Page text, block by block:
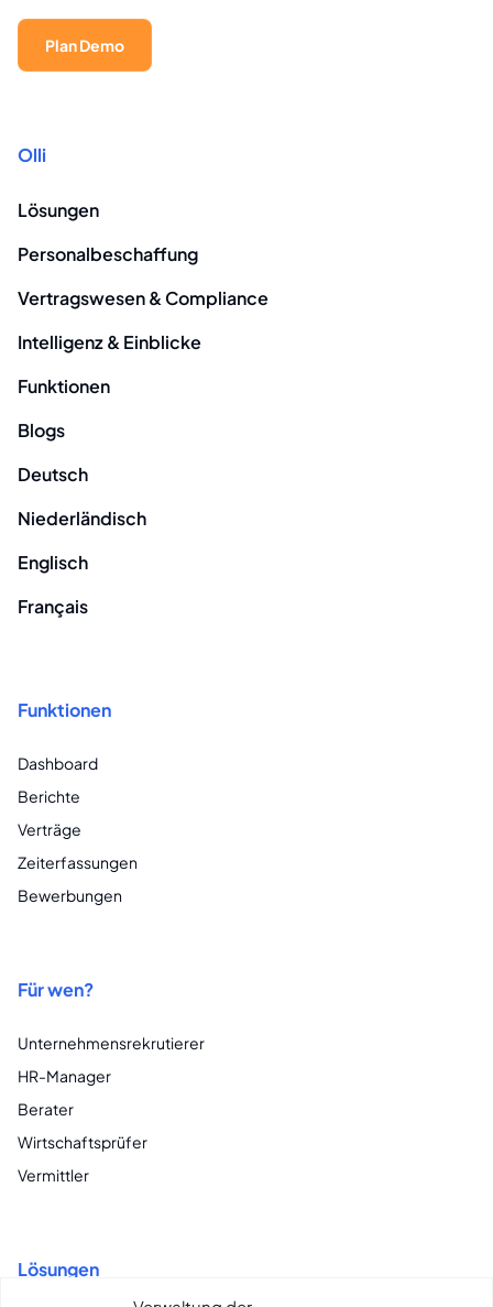
Plan Demo
Olli
Lösungen
Personalbeschaffung
Vertragswesen & Compliance
Intelligenz & Einblicke
Funktionen
Blogs
Deutsch
Niederländisch
Englisch
Français
Funktionen
Dashboard
Berichte
Verträge
Zeiterfassungen
Bewerbungen
Für wen?
Unternehmensrekrutierer
HR-Manager
Berater
Wirtschaftsprüfer
Vermittler
Lösungen